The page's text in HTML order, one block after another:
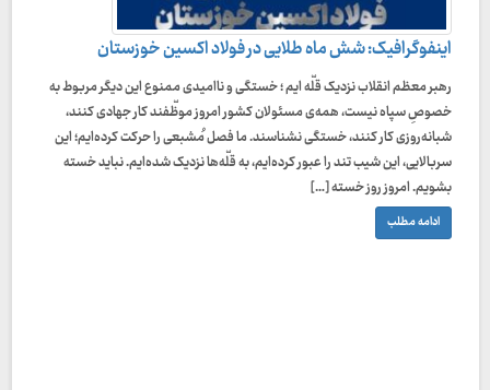
اینفوگرافیک: شش ماه طلایی در فولاد اکسین خوزستان
رهبر معظم انقلاب نزدیک قلّه ایم ؛ خستگی و ناامیدی ممنوع این دیگر مربوط به
خصوصِ سپاه نیست، همه‌ی مسئولان کشور امروز موظّفند کار جهادی کنند،
شبانه‌روزی کار کنند، خستگی نشناسند. ما فصل مُشبعی را حرکت کرده‌ایم؛ این
سربالایی، این شیب تند را عبور کرده‌ایم، به قلّه‌ها نزدیک شده‌ایم. نباید خسته
بشویم. امروز روز خسته […]
ادامه مطلب